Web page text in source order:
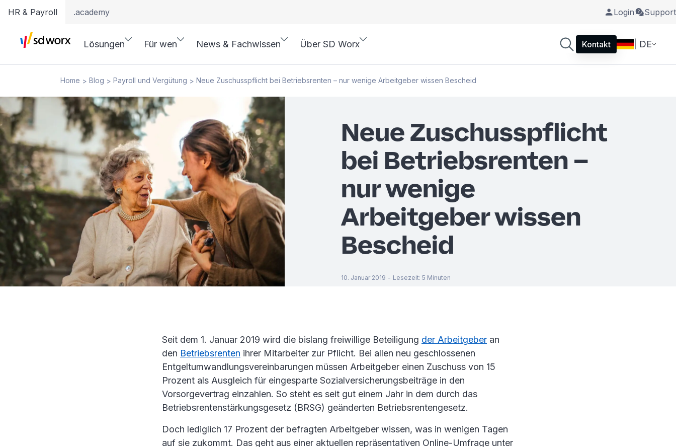
HR & Payroll .academy Login Support
Lösungen Für wen News & Fachwissen Über SD Worx Kontakt | DE
Home > Blog > Payroll und Vergütung > Neue Zuschusspflicht bei Betriebsrenten – nur wenige Arbeitgeber wissen Bescheid
Neue Zuschusspflicht
bei Betriebsrenten –
nur wenige
Arbeitgeber wissen
Bescheid
10. Januar 2019 - Lesezeit: 5 Minuten
Seit dem 1. Januar 2019 wird die bislang freiwillige Beteiligung der Arbeitgeber an
den Betriebsrenten ihrer Mitarbeiter zur Pflicht. Bei allen neu geschlossenen
Entgeltumwandlungsvereinbarungen müssen Arbeitgeber einen Zuschuss von 15
Prozent als Ausgleich für eingesparte Sozialversicherungsbeiträge in den
Vorsorgevertrag einzahlen. So steht es seit gut einem Jahr in dem durch das
Betriebsrentenstärkungsgesetz (BRSG) geänderten Betriebsrentengesetz.
Doch lediglich 17 Prozent der befragten Arbeitgeber wissen, was in wenigen Tagen
auf sie zukommt. Das geht aus einer aktuellen repräsentativen Online-Umfrage unter